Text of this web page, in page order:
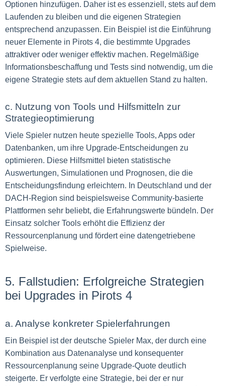
Optionen hinzufügen. Daher ist es essenziell, stets auf dem
Laufenden zu bleiben und die eigenen Strategien
entsprechend anzupassen. Ein Beispiel ist die Einführung
neuer Elemente in Pirots 4, die bestimmte Upgrades
attraktiver oder weniger effektiv machen. Regelmäßige
Informationsbeschaffung und Tests sind notwendig, um die
eigene Strategie stets auf dem aktuellen Stand zu halten.
c. Nutzung von Tools und Hilfsmitteln zur
Strategieoptimierung
Viele Spieler nutzen heute spezielle Tools, Apps oder
Datenbanken, um ihre Upgrade-Entscheidungen zu
optimieren. Diese Hilfsmittel bieten statistische
Auswertungen, Simulationen und Prognosen, die die
Entscheidungsfindung erleichtern. In Deutschland und der
DACH-Region sind beispielsweise Community-basierte
Plattformen sehr beliebt, die Erfahrungswerte bündeln. Der
Einsatz solcher Tools erhöht die Effizienz der
Ressourcenplanung und fördert eine datengetriebene
Spielweise.
5. Fallstudien: Erfolgreiche Strategien
bei Upgrades in Pirots 4
a. Analyse konkreter Spielerfahrungen
Ein Beispiel ist der deutsche Spieler Max, der durch eine
Kombination aus Datenanalyse und konsequenter
Ressourcenplanung seine Upgrade-Quote deutlich
steigerte. Er verfolgte eine Strategie, bei der er nur